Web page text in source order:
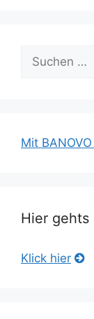
Suche
nach:
Mit
Hier gehts
Klick hier